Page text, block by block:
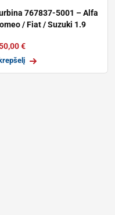
767837-5001 – Alfa
/ Fiat / Suzuki 1.9
€